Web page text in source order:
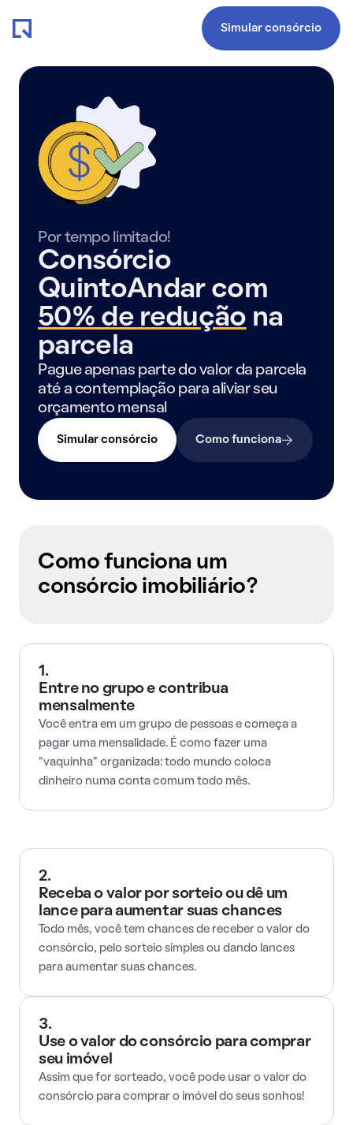
Simular consórcio
Por tempo limitado!
Consórcio
QuintoAndar com
50% de redução na
parcela
Pague apenas parte do valor da parcela
até a contemplação para aliviar seu
orçamento mensal
Simular consórcio Como funciona
Como funciona um
consórcio imobiliário?
1.
Entre no grupo e contribua
mensalmente
Você entra em um grupo de pessoas e começa a
pagar uma mensalidade. É como fazer uma
"vaquinha" organizada: todo mundo coloca
dinheiro numa conta comum todo mês.
2.
Receba o valor por sorteio ou dê um
lance para aumentar suas chances
Todo mês, você tem chances de receber o valor do
consórcio, pelo sorteio simples ou dando lances
para aumentar suas chances.
3.
Use o valor do consórcio para comprar
seu imóvel
Assim que for sorteado, você pode usar o valor do
consórcio para comprar o imóvel do seus sonhos!